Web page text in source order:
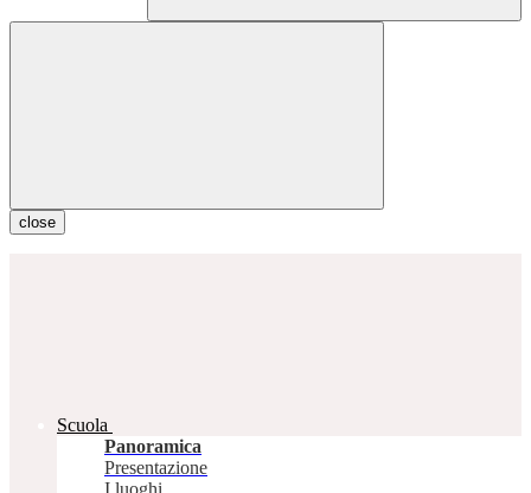
close
Scuola
Panoramica
Presentazione